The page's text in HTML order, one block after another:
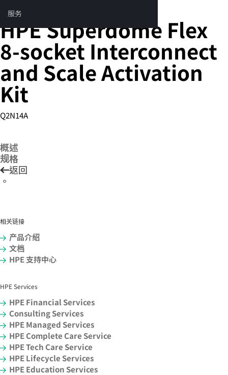
目
录服务
服务器支持套件
HPE Superdome Flex
8-socket Interconnect
and Scale Activation
Kit
Q2N14A
概述
规格
返回
。
相关链接
产品介绍
文档
HPE 支持中心
HPE Services
HPE Financial Services
Consulting Services
HPE Managed Services
HPE Complete Care Service
HPE Tech Care Service
HPE Lifecycle Services
HPE Education Services